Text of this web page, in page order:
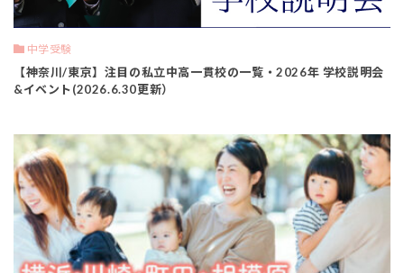
中学受験
【神奈川/東京】注目の私立中高一貫校の一覧・2026年 学校説明会
&イベント(2026.6.30更新）